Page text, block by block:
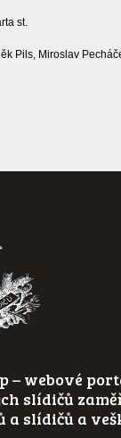
st.
Pils, Miroslav
– webové
slídičů
slídičů a